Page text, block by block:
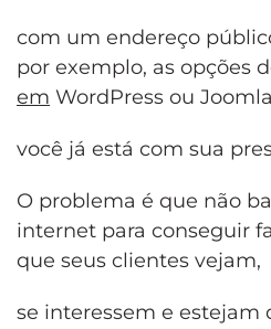
com um endereço
por exemplo, as opções
em WordPress ou
você já está com sua
O problema é que não
internet para conseguir
que seus clientes vejam,
se interessem e estejam